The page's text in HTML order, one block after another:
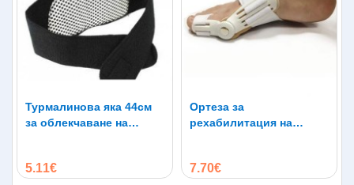
Турмалинова яка 44см
за облекчаване на
5.11€
Ортеза за
рехабилитация на
7.70€